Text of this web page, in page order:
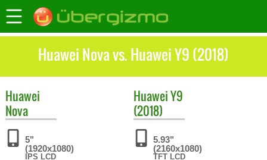
Huawei Nova vs. Huawei Y9 (2018)
Huawei
Nova
5"
(1920x1080)
IPS LCD
HuaweiY9
(2018)
5.93"
(2160x1080)
TFT LCD